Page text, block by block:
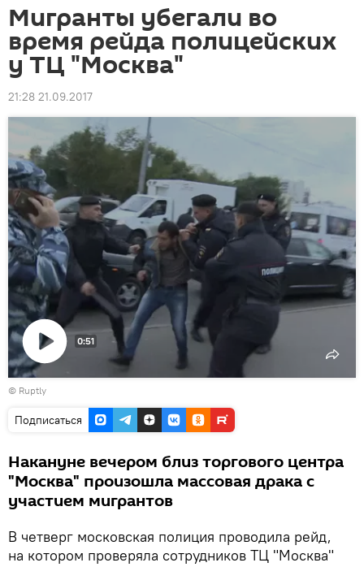
Мигранты убегали во
время рейда полицейских
у ТЦ "Москва"
21:28 21.09.2017
Воспроизвести
видео
0:51
© Ruptly
Подписаться
Накануне вечером близ торгового центра
"Москва" произошла массовая драка с
участием мигрантов
В четверг московская полиция проводила рейд,
на котором проверяла сотрудников ТЦ "Москва"